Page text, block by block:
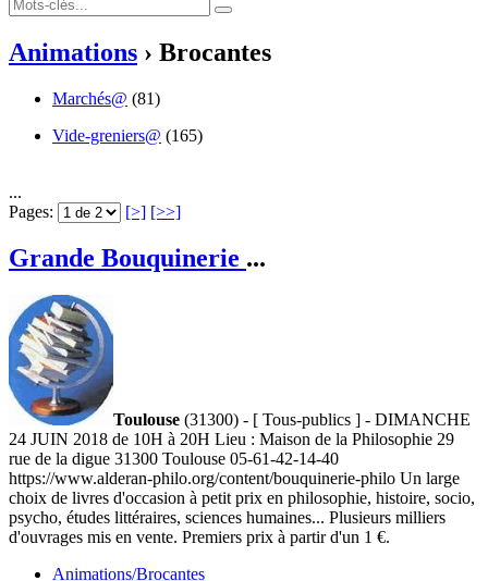
Animations › Brocantes
Marchés@ (81)
Vide-greniers@ (165)
...
Pages:
[>] [>>]
Grande Bouquinerie ...
Toulouse (31300) - [ Tous-publics ] - DIMANCHE
24 JUIN 2018 de 10H à 20H Lieu : Maison de la Philosophie 29
rue de la digue 31300 Toulouse 05-61-42-14-40
https://www.alderan-philo.org/content/bouquinerie-philo Un large
choix de livres d'occasion à petit prix en philosophie, histoire, socio,
psycho, études littéraires, sciences humaines... Plusieurs milliers
d'ouvrages mis en vente. Premiers prix à partir d'un 1 €.
Animations/Brocantes